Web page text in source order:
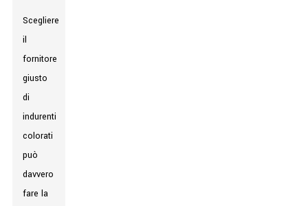
Scegliere
il
fornitore
giusto
di
indurenti
colorati
può
davvero
fare la